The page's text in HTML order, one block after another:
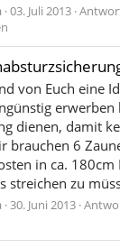
03. Juli 2013
von Euch eine
erwerben
dienen, damit
brauchen 6
in ca. 180cm
streichen zu
30. Juni 2013